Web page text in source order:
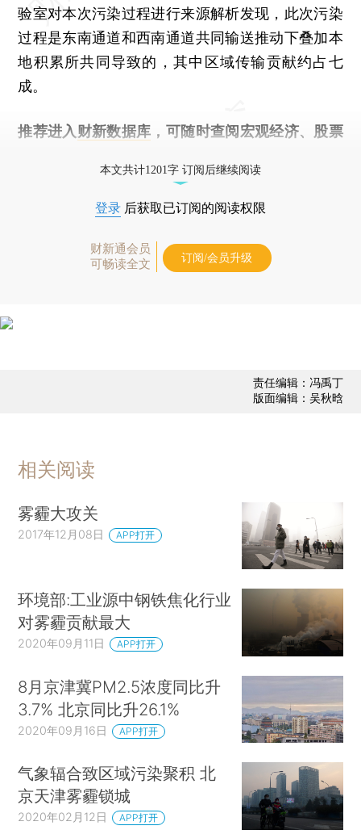
验室对本次污染过程进行来源解析发现，此次污染
过程是东南通道和西南通道共同输送推动下叠加本
地积累所共同导致的，其中区域传输贡献约占七
成。
推荐进入 财新数据库 ，可随时查阅宏观经济、股票
本文共计1201字 订阅后继续阅读
登录 后获取已订阅的阅读权限
财新通会员
可畅读全文
订阅/会员升级
责任编辑：冯禹丁
版面编辑：吴秋晗
相关阅读
雾霾大攻关
2017年12月08日 APP打开
环境部:工业源中钢铁焦化行业
对雾霾贡献最大
2020年09月11日 APP打开
8月京津冀PM2.5浓度同比升
3.7% 北京同比升26.1%
2020年09月16日 APP打开
气象辐合致区域污染聚积 北
京天津雾霾锁城
2020年02月12日 APP打开